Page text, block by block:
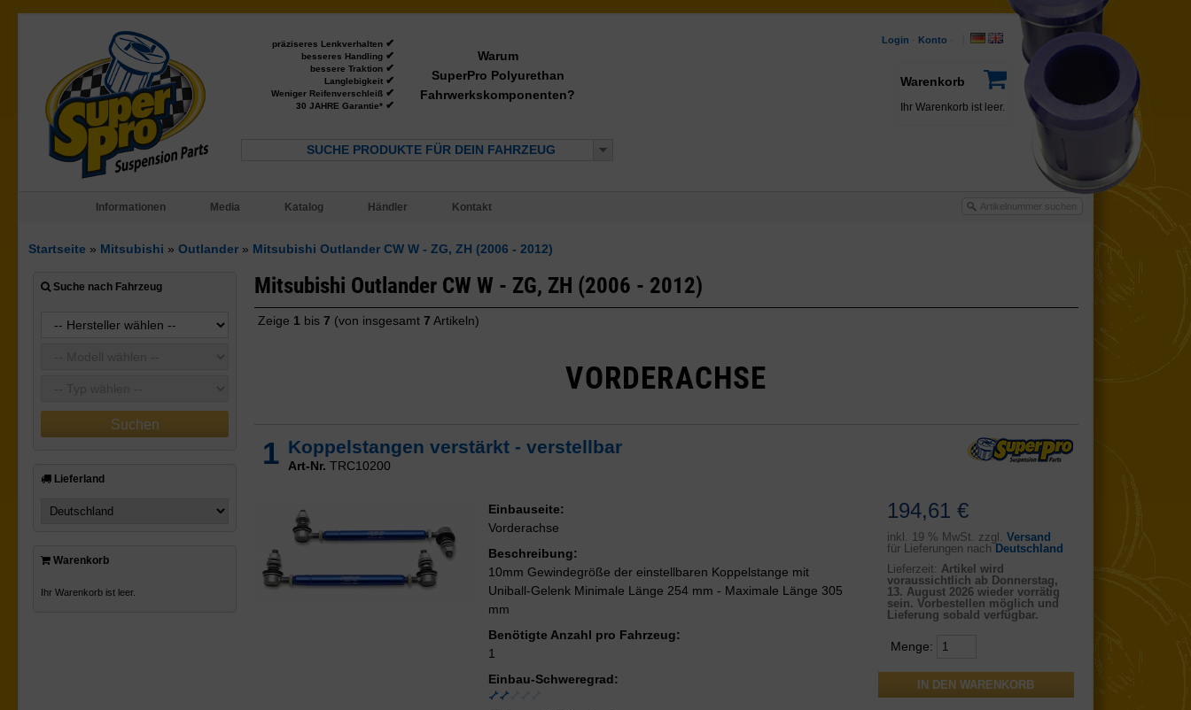
präziseres Lenkverhalten ✔
besseres Handling ✔
bessere Traktion ✔
Langlebigkeit ✔
Weniger Reifenverschleiß ✔
30 JAHRE Garantie* ✔
Warum
SuperPro Polyurethan
Fahrwerkskomponenten?
SUCHE PRODUKTE FÜR DEIN FAHRZEUG
Login Konto
Warenkorb
Ihr Warenkorb ist leer.
Informationen Media Katalog Händler Kontakt
Startseite » Mitsubishi » Outlander » Mitsubishi Outlander CW W - ZG, ZH (2006 - 2012)
Suche nach Fahrzeug
Lieferland
Warenkorb
Ihr Warenkorb ist leer.
Mitsubishi Outlander CW W - ZG, ZH (2006 - 2012)
Zeige 1 bis 7 (von insgesamt 7 Artikeln)
VORDERACHSE
1 Koppelstangen verstärkt - verstellbar
Art-Nr. TRC10200
194,61 €
inkl. 19 % MwSt. zzgl. Versand
für Lieferungen nachDeutschland
Lieferzeit: Artikel wird
voraussichtlich ab Donnerstag,
13. August 2026 wieder vorrätig
sein. Vorbestellen möglich und
Lieferung sobald verfügbar.
Menge:
Einbauseite:
Vorderachse
Beschreibung:
10mm Gewindegröße der einstellbaren Koppelstange mit
Uniball-Gelenk Minimale Länge 254 mm - Maximale Länge 305
mm
Benötigte Anzahl pro Fahrzeug:
1
Einbau-Schweregrad: